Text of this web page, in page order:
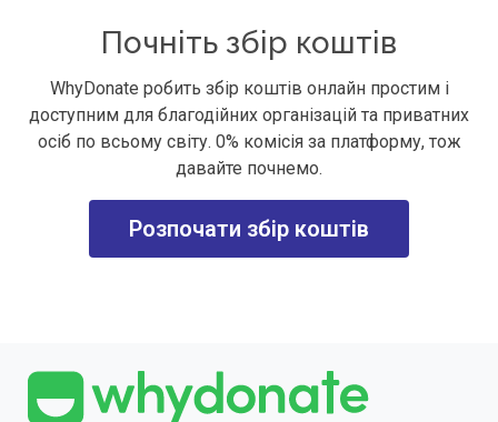
Почніть збір коштів
WhyDonate робить збір коштів онлайн простим і
доступним для благодійних організацій та приватних
осіб по всьому світу. 0% комісія за платформу, тож
давайте почнемо.
Розпочати збір коштів